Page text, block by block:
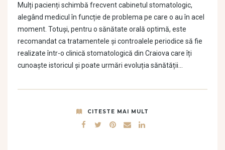
Mulți pacienți schimbă frecvent cabinetul stomatologic,
alegând medicul în funcție de problema pe care o au în acel
moment. Totuși, pentru o sănătate orală optimă, este
recomandat ca tratamentele și controalele periodice să fie
realizate într-o clinică stomatologică din Craiova care îți
cunoaște istoricul și poate urmări evoluția sănătății…
CITESTE MAI MULT